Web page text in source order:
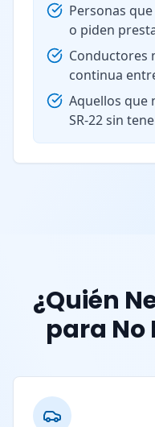
Personas
o piden
Conductores
continua
Aquellos que
SR-22 sin
¿Quién
para No